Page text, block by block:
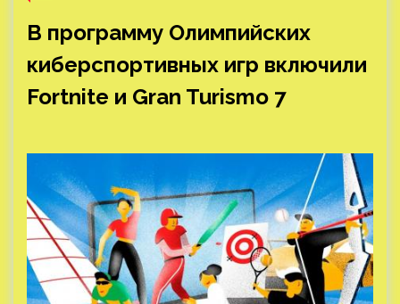
В программу Олимпийских
киберспортивных игр включили
Fortnite и Gran Turismo 7